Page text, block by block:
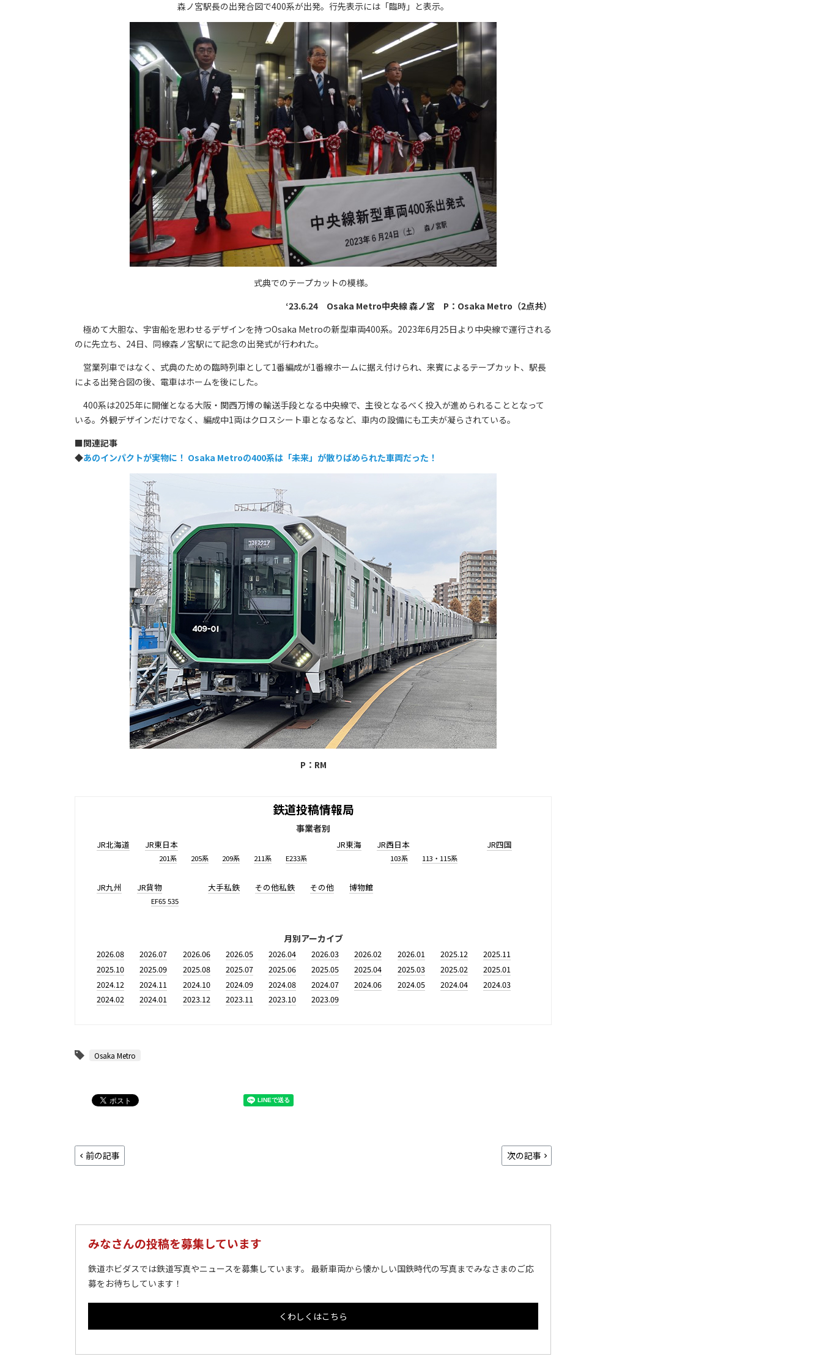
森ノ宮駅長の出発合図で400系が出発。行先表示には「臨時」と表示。
式典でのテープカットの模様。
‘23.6.24 Osaka Metro中央線 森ノ宮 P：Osaka Metro（2点共）
極めて大胆な、宇宙船を思わせるデザインを持つOsaka Metroの新型車両400系。2023年6月25日より中央線で運行される
のに先立ち、24日、同線森ノ宮駅にて記念の出発式が行われた。
営業列車ではなく、式典のための臨時列車として1番編成が1番線ホームに据え付けられ、来賓によるテープカット、駅長
による出発合図の後、電車はホームを後にした。
400系は2025年に開催となる大阪・関西万博の輸送手段となる中央線で、主役となるべく投入が進められることとなって
いる。外観デザインだけでなく、編成中1両はクロスシート車となるなど、車内の設備にも工夫が凝らされている。
■関連記事
◆あのインパクトが実物に！ Osaka Metroの400系は「未来」が散りばめられた車両だった！
P：RM
鉄道投稿情報局
事業者別
JR北海道 JR東日本
201系 205系 209系 211系 E233系
JR東海 JR西日本
103系 113・115系
JR四国
JR九州 JR貨物
EF65 535
大手私鉄 その他私鉄 その他 博物館
月別アーカイブ
2026.08 2026.07 2026.06 2026.05 2026.04 2026.03 2026.02 2026.01 2025.12
2025.11
2025.10
2025.09 2025.08 2025.07 2025.06 2025.05 2025.04 2025.03 2025.02
2025.01
2024.12
2024.11 2024.10 2024.09 2024.08 2024.07 2024.06 2024.05 2024.04
2024.03
2024.02
2024.01 2023.12 2023.11 2023.10 2023.09
Osaka Metro
前の記事 次の記事
みなさんの投稿を募集しています
鉄道ホビダスでは鉄道写真やニュースを募集しています。 最新車両から懐かしい国鉄時代の写真までみなさまのご応
募をお待ちしています！
くわしくはこちら